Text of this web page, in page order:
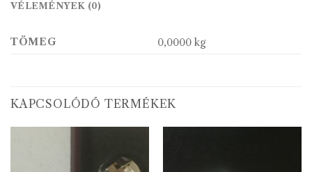
VÉLEMÉNYEK (0)
TÖMEG 0,0000 kg
KAPCSOLÓDÓ TERMÉKEK